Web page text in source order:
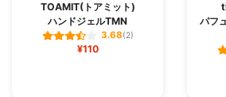
TOAMIT(トアミット)
ハンドジェルTMN
3.68(2)
¥110
パフ